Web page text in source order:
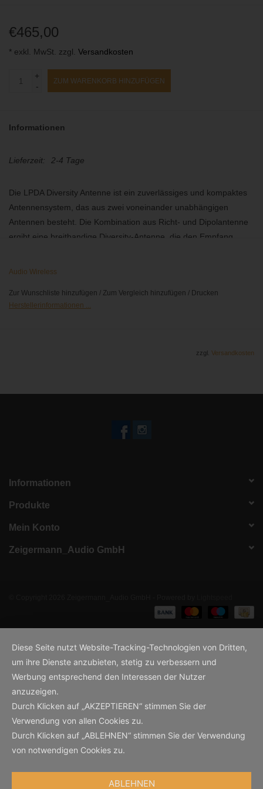
€465,00
* exkl. MwSt. zzgl. Versandkosten
+
-
ZUM WARENKORB HINZUFÜGEN
Informationen
Lieferzeit: 2-4 Tage
Die LPDA Diversity Antenne ist ein zuverlässiges und kompaktes
Antennensystem, das aus zwei voneinander unabhängigen
Antennen besteht. Die Kombination aus Richt- und Dipolantenne
ergibt eine breitbandige Diversity-Antenne, die den Empfang
Frequenzbereich: 470-750 MHz
Dipol Antenne: SWR<2.0 über 470-715 MHz, 3 dB Gain im
Audio Wireless
Zur Wunschliste hinzufügen / Zum Vergleich hinzufügen / Drucken
Herstellerinformationen ...
zzgl. Versandkosten
Informationen
Produkte
Mein Konto
Zeigermann_Audio GmbH
Diese Seite nutzt Website-Tracking-Technologien von Dritten,
um ihre Dienste anzubieten, stetig zu verbessern und
Werbung entsprechend den Interessen der Nutzer
anzuzeigen.
Durch Klicken auf „AKZEPTIEREN“ stimmen Sie der
Verwendung von allen Cookies zu.
Durch Klicken auf „ABLEHNEN“ stimmen Sie der Verwendung
von notwendigen Cookies zu.
ABLEHNEN